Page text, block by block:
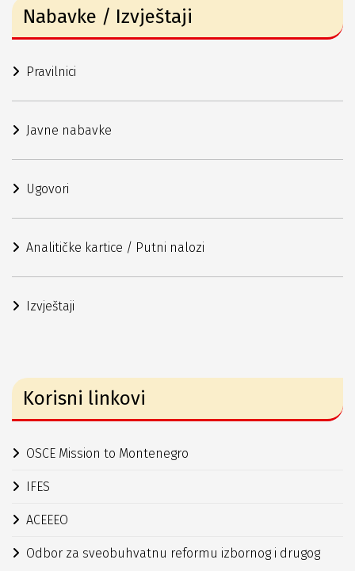
Nabavke / Izvještaji
Pravilnici
Javne nabavke
Ugovori
Analitičke kartice / Putni nalozi
Izvještaji
Korisni linkovi
OSCE Mission to Montenegro
IFES
ACEEEO
Odbor za sveobuhvatnu reformu izbornog i drugog